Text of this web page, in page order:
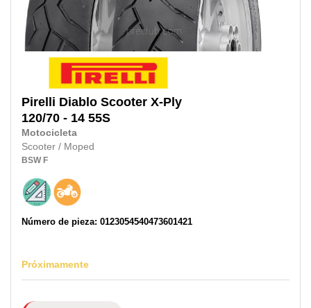
Pirelli Diablo Scooter X-Ply
120/70 - 14 55S
Motocicleta
Scooter / Moped
BSW F
Número de pieza: 0123054540473601421
Próximamente